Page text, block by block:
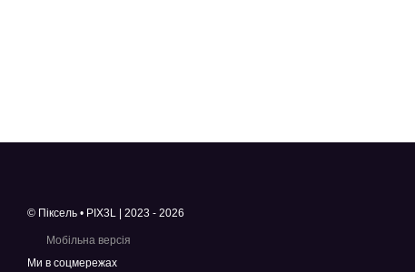
© Піксель • PIX3L | 2023 - 2026
Мобільна версія
Ми в соцмережах